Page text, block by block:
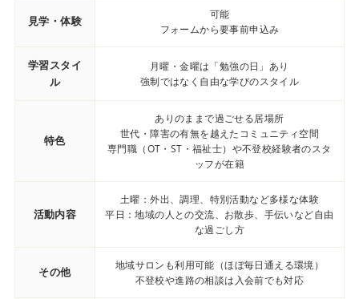
見学・体験
可能
フォームから要事前申込み
学習スタイ
ル
月曜・金曜は「勉強の日」あり
強制ではなく自由な学びのスタイル
特色
ありのままで過ごせる居場所
世代・障害の有無を越えたコミュニティ空間
専門職（OT・ST・福祉士）や不登校経験者のスタ
ッフが在籍
活動内容
土曜：外出、調理、特別活動など多様な体験
平日：地域の人との交流、お散歩、手伝いなど自由
な過ごし方
その他
地域サロンも利用可能（ほぼ毎日通える環境）
不登校や進路の相談は入会前でも対応